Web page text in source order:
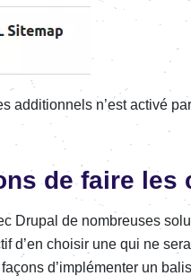
addi­tion­nels n’est activé
de faire les
Drupal de nombreuses
d’en choi­sir une qui ne
d’im­plé­men­ter un